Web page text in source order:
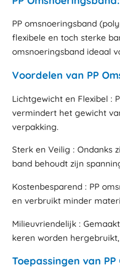
PP omsnoeringsband
flexibele en toch sterke
omsnoeringsband ideaal
Voordelen van PP
Lichtgewicht en Flexibel :
vermindert het gewicht
verpakking.
Sterk en Veilig : Ondanks
band behoudt zijn
Kostenbesparend : PP
en verbruikt minder
Milieuvriendelijk :
keren worden
Toepassingen van